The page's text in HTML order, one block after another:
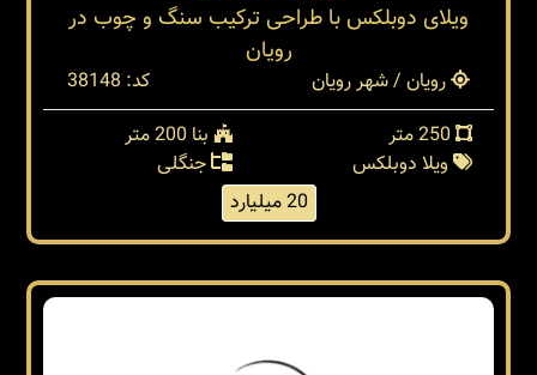
ویلای دوبلکس با طراحی ترکیب سنگ و چوب در
رویان
رویان / شهر رویان
کد: 38148
بنا 200 متر
ویلا دوبلکس
جنگلی
20 میلیارد